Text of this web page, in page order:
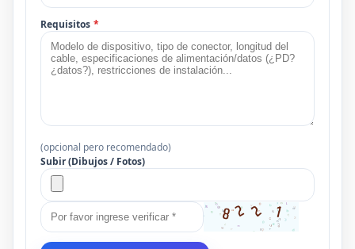
Requisitos *
(opcional pero recomendado)
Subir (Dibujos / Fotos)